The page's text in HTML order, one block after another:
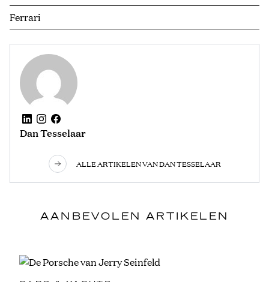
Ferrari
Dan Tesselaar
ALLE ARTIKELEN VAN DAN TESSELAAR
AANBEVOLEN ARTIKELEN